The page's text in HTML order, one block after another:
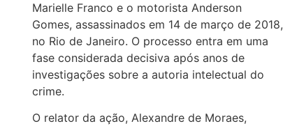
Marielle Franco e o motorista Anderson
Gomes, assassinados em 14 de março de 2018,
no Rio de Janeiro. O processo entra em uma
fase considerada decisiva após anos de
investigações sobre a autoria intelectual do
crime.
O relator da ação, Alexandre de Moraes,